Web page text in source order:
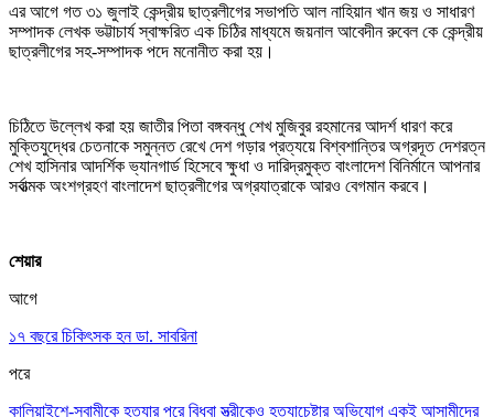
এর আগে গত ৩১ জুলাই কেন্দ্রীয় ছাত্রলীগের সভাপতি আল নাহিয়ান খান জয় ও সাধারণ
সম্পাদক লেখক ভট্টাচার্য স্বাক্ষরিত এক চিঠির মাধ্যমে জয়নাল আবেদীন রুবেল কে কেন্দ্রীয়
ছাত্রলীগের সহ-সম্পাদক পদে মনোনীত করা হয়।
চিঠিতে উল্লেখ করা হয় জাতীর পিতা বঙ্গবন্ধু শেখ মুজিবুর রহমানের আদর্শ ধারণ করে
মুক্তিযুদ্ধের চেতনাকে সমুন্নত রেখে দেশ গড়ার প্রত্যয়ে বিশ্বশান্তির অগ্রদূত দেশরত্ন
শেখ হাসিনার আদর্শিক ভ্যানগার্ড হিসেবে ক্ষুধা ও দারিদ্রমুক্ত বাংলাদেশ বিনির্মানে আপনার
সর্বাত্মক অংশগ্রহণ বাংলাদেশ ছাত্রলীগের অগ্রযাত্রাকে আরও বেগমান করবে।
শেয়ার
আগে
১৭ বছরে চিকিৎসক হন ডা. সাবরিনা
পরে
কালিয়াইশে-স্বামীকে হত্যার পরে বিধবা স্ত্রীকেও হত্যাচেষ্টার অভিযোগ একই আসামীদের